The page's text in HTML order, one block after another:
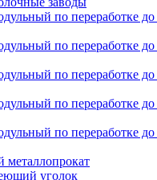
по переработке
по переработке
по переработке
по переработке
по переработке
уголок